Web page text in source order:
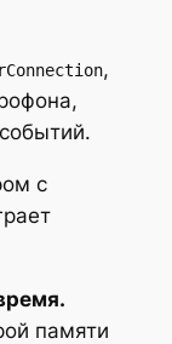
,
с
памяти